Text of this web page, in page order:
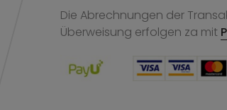
Die Abrechnungen der
Überweisung erfolgen za mit